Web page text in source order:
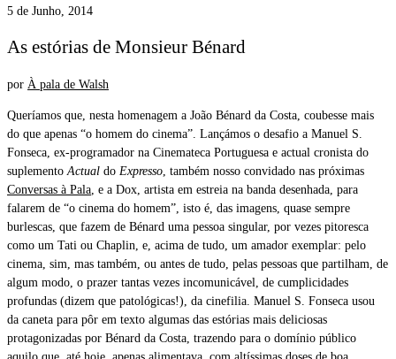
5 de Junho, 2014
As estórias de Monsieur Bénard
por À pala de Walsh
Queríamos que, nesta homenagem a João Bénard da Costa, coubesse mais
do que apenas “o homem do cinema”. Lançámos o desafio a Manuel S.
Fonseca, ex-programador na Cinemateca Portuguesa e actual cronista do
suplemento Actual do Expresso , também nosso convidado nas próximas
Conversas à Pala , e a Dox, artista em estreia na banda desenhada, para
falarem de “o cinema do homem”, isto é, das imagens, quase sempre
burlescas, que fazem de Bénard uma pessoa singular, por vezes pitoresca
como um Tati ou Chaplin, e, acima de tudo, um amador exemplar: pelo
cinema, sim, mas também, ou antes de tudo, pelas pessoas que partilham, de
algum modo, o prazer tantas vezes incomunicável, de cumplicidades
profundas (dizem que patológicas!), da cinefilia. Manuel S. Fonseca usou
da caneta para pôr em texto algumas das estórias mais deliciosas
protagonizadas por Bénard da Costa, trazendo para o domínio público